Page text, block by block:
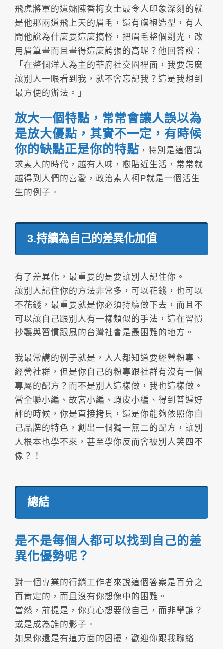
飛虎將軍的遺孀陳香梅女士最令人印象深刻的就
是他那兩道飛上天的眉毛，還有旗袍造型，有人
問他說為什麼要這麼搞怪，把眉毛整個剃光，改
用眉筆畫而且畫得這麼誇張的高呢？他回答說：
「在整個洋人為主的華府社交圈裡面，我要怎麼
讓別人一眼看到我，就不會忘記我？這是我想到
最方便的辦法。」
放大一個特點，常常會讓人誤以為
是放大優點，其實不一定，有時候
你的缺點正是你的特點 ，特別是這個講
求素人的時代，越有人味，愈貼近生活，常常就
越得到人們的喜愛，政治素人柯P就是一個活生
生的例子。
3.持續為自己的差異化加值
有了差異化，最重要的是要讓別人記住你。
讓別人記住你的方法非常多，可以花錢，也可以
不花錢，最重要就是你必須持續做下去，而且不
可以讓自己跟別人有一樣類似的手法，這在習慣
抄襲與習慣跟風的台灣社會是最困難的地方。
我最常講的例子就是，人人都知道要經營粉專、
經營社群，但是你自己的粉專跟社群有沒有一個
專屬的配方？而不是別人這樣做，我也這樣做。
當全聯小編、故宮小編、蝦皮小編、得到普遍好
評的時候，你是直接拷貝，還是你能夠依照你自
己品牌的特色，創出一個獨一無二的配方，讓別
人根本也學不來，甚至學你反而會被別人笑四不
像？！
總結
是不是每個人都可以找到自己的差
異化優勢呢？
對一個專業的行銷工作者來說這個答案是百分之
百肯定的，而且沒有你想像中的困難。
當然，前提是，你真心想要做自己，而非學誰？
或是成為誰的影子。
如果你還是有這方面的困擾，歡迎你跟我聯絡